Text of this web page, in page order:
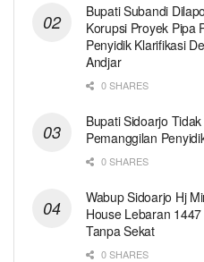
Bupati Subandi
Korupsi Proyek Pipa
Penyidik Klarifikasi
Andjar
0 SHARES
Bupati Sidoarjo
Pemanggilan
0 SHARES
Wabup Sidoarjo Hj
House Lebaran
Tanpa Sekat
0 SHARES